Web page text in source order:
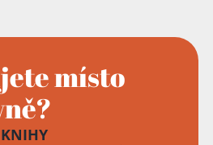
místo
KNIHY